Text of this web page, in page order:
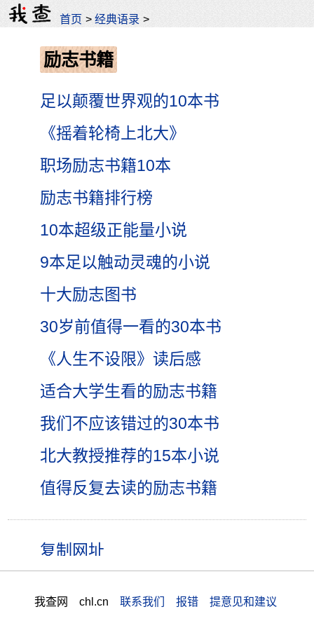
首页 >经典语录 >
励志书籍
足以颠覆世界观的10本书
《摇着轮椅上北大》
职场励志书籍10本
励志书籍排行榜
10本超级正能量小说
9本足以触动灵魂的小说
十大励志图书
30岁前值得一看的30本书
《人生不设限》读后感
适合大学生看的励志书籍
我们不应该错过的30本书
北大教授推荐的15本小说
值得反复去读的励志书籍
我查网 chl.cn 联系我们 报错 提意见和建议